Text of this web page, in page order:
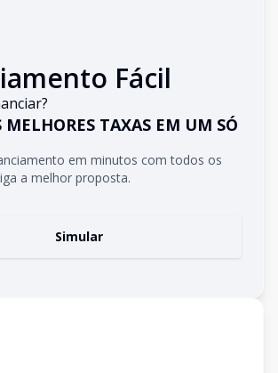
Fácil
MELHORES TAXAS EM UM SÓ
em minutos com todos os
a melhor proposta.
Simular